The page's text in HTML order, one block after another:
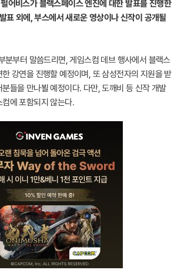
어비스가 블랙스페이스 엔진에 대한 발표를 진행한
표 외에, 부스에서 새로운 영상이나 신작이 공개될
분부터 말씀드리면, 게임스컴 데브 행사에서 블랙스
강연을 진행할 예정이며, 또 삼성전자의 지원을 받
들을 만나뵐 예정이다. 다만, 도깨비 등 신작 개발
에 포함되지 않는다.